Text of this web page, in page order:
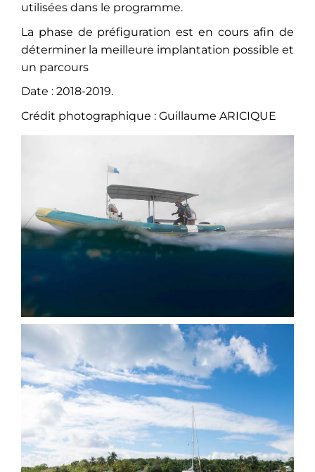
utilisées dans le programme.
La phase de préfiguration est en cours afin de
déterminer la meilleure implantation possible et
un parcours
Date : 2018-2019.
Crédit photographique : Guillaume ARICIQUE